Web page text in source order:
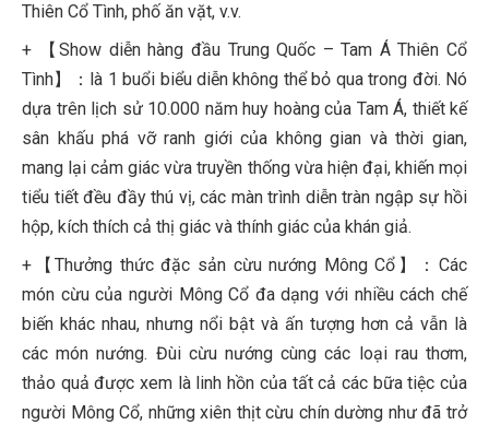
Thiên Cổ Tình, phố ăn vặt, v.v.
+ 【Show diễn hàng đầu Trung Quốc – Tam Á Thiên Cổ
Tình】：là 1 buổi biểu diễn không thể bỏ qua trong đời. Nó
dựa trên lịch sử 10.000 năm huy hoàng của Tam Á, thiết kế
sân khấu phá vỡ ranh giới của không gian và thời gian,
mang lại cảm giác vừa truyền thống vừa hiện đại, khiến mọi
tiểu tiết đều đầy thú vị, các màn trình diễn tràn ngập sự hồi
hộp, kích thích cả thị giác và thính giác của khán giả.
+【Thưởng thức đặc sản cừu nướng Mông Cổ】：Các
món cừu của người Mông Cổ đa dạng với nhiều cách chế
biến khác nhau, nhưng nổi bật và ấn tượng hơn cả vẫn là
các món nướng. Đùi cừu nướng cùng các loại rau thơm,
thảo quả được xem là linh hồn của tất cả các bữa tiệc của
người Mông Cổ, những xiên thịt cừu chín dường như đã trở